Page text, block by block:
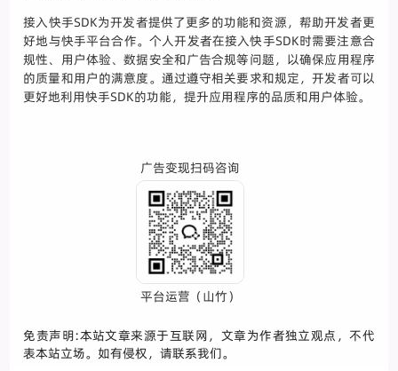
接入快手SDK为开发者提供了更多的功能和资源，帮助开发者更
好地与快手平台合作。个人开发者在接入快手SDK时需要注意合
规性、用户体验、数据安全和广告合规等问题，以确保应用程序
的质量和用户的满意度。通过遵守相关要求和规定，开发者可以
更好地利用快手SDK的功能，提升应用程序的品质和用户体验。
广告变现扫码咨询
平台运营（山竹）
免责声明:本站文章来源于互联网，文章为作者独立观点，不代
表本站立场。如有侵权，请联系我们。